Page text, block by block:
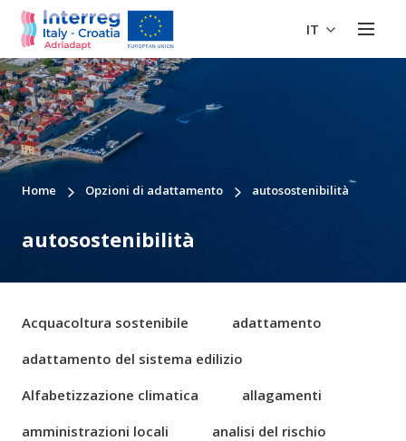
IT
Home Opzioni di adattamento autosostenibilità
autosostenibilità
Acquacoltura sostenibile
adattamento
adattamento del sistema edilizio
Alfabetizzazione climatica
allagamenti
amministrazioni locali
analisi del rischio